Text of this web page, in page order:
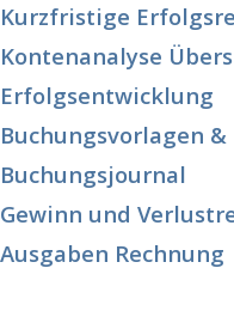
Kurzfristige
Kontenanalyse
Erfolgsentwicklung
Buchungsvorlagen
Buchungsjournal
Gewinn und
Ausgaben Rechnung